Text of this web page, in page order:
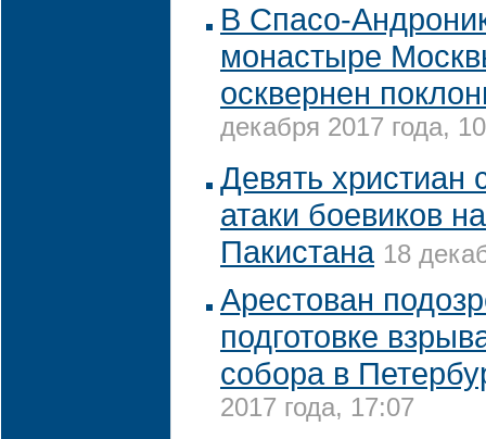
В Спасо-
монастыре
осквернен
декабря 2017 года,
Девять христиан
атаки боевиков
Пакистана 18
Арестован
подготовке
собора в
2017 года, 17:07